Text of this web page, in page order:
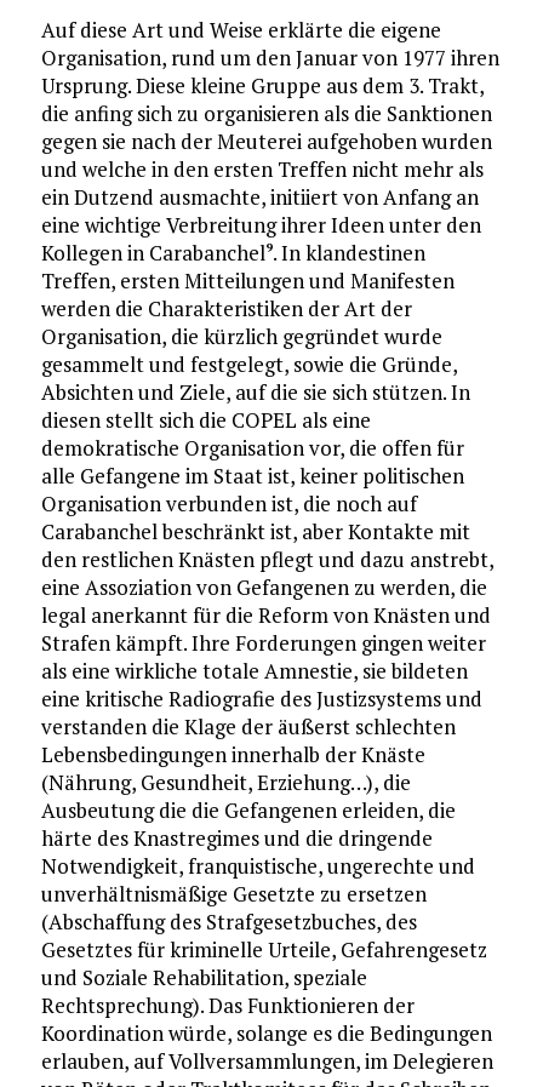
Auf diese Art und Weise erklärte die eigene
Organisation, rund um den Januar von 1977 ihren
Ursprung. Diese kleine Gruppe aus dem 3. Trakt,
die anfing sich zu organisieren als die Sanktionen
gegen sie nach der Meuterei aufgehoben wurden
und welche in den ersten Treffen nicht mehr als
ein Dutzend ausmachte, initiiert von Anfang an
eine wichtige Verbreitung ihrer Ideen unter den
Kollegen in Carabanchel9. In klandestinen
Treffen, ersten Mitteilungen und Manifesten
werden die Charakteristiken der Art der
Organisation, die kürzlich gegründet wurde
gesammelt und festgelegt, sowie die Gründe,
Absichten und Ziele, auf die sie sich stützen. In
diesen stellt sich die COPEL als eine
demokratische Organisation vor, die offen für
alle Gefangene im Staat ist, keiner politischen
Organisation verbunden ist, die noch auf
Carabanchel beschränkt ist, aber Kontakte mit
den restlichen Knästen pflegt und dazu anstrebt,
eine Assoziation von Gefangenen zu werden, die
legal anerkannt für die Reform von Knästen und
Strafen kämpft. Ihre Forderungen gingen weiter
als eine wirkliche totale Amnestie, sie bildeten
eine kritische Radiografie des Justizsystems und
verstanden die Klage der äußerst schlechten
Lebensbedingungen innerhalb der Knäste
(Nährung, Gesundheit, Erziehung…), die
Ausbeutung die die Gefangenen erleiden, die
härte des Knastregimes und die dringende
Notwendigkeit, franquistische, ungerechte und
unverhältnismäßige Gesetzte zu ersetzen
(Abschaffung des Strafgesetzbuches, des
Gesetztes für kriminelle Urteile, Gefahrengesetz
und Soziale Rehabilitation, speziale
Rechtsprechung). Das Funktionieren der
Koordination würde, solange es die Bedingungen
erlauben, auf Vollversammlungen, im Delegieren